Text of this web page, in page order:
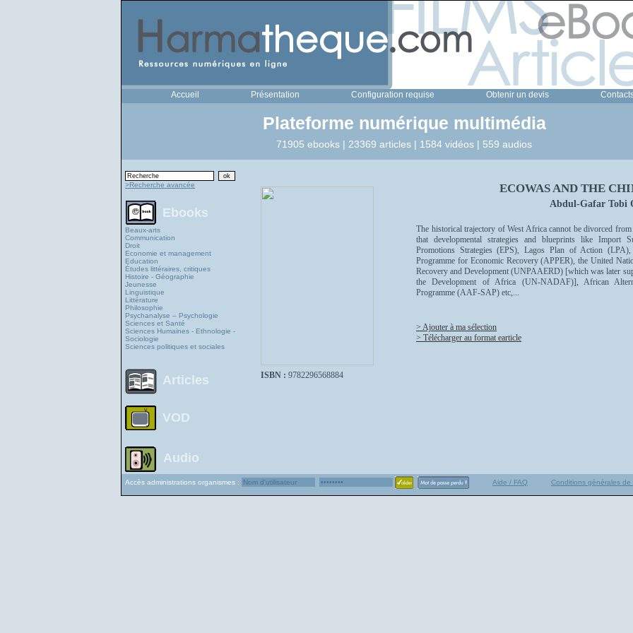
Accueil Présentation Configuration requise Obtenir un devis
Plateforme numérique multimédia
71905 ebooks | 23369 articles | 1584 vidéos | 559 audios
>Recherche avancée
Ebooks
Beaux-arts
Communication
Droit
Economie et management
Education
Études littéraires, critiques
Histoire - Géographie
Jeunesse
Linguistique
Littérature
Philosophie
Psychanalyse – Psychologie
Sciences et Santé
Sciences Humaines - Ethnologie -
Sociologie
Sciences politiques et sociales
Articles
VOD
Audio
ISBN : 9782296568884
ECOWAS AND THE
Abdul-Gafar Tobi
The historical trajectory of West Africa cannot be divorced
that developmental strategies and blueprints like Import
Promotions Strategies (EPS), Lagos Plan of Action
Programme for Economic Recovery (APPER), the United
Recovery and Development (UNPAAERD) [which was later
the Development of Africa (UN-NADAF)], African
Programme (AAF-SAP) etc,...
> Ajouter à ma sélection
> Télécharger au format earticle
Accès administrations organismes : Aide / FAQ Conditions générales de